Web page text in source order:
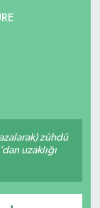
zühdü
uzaklığı